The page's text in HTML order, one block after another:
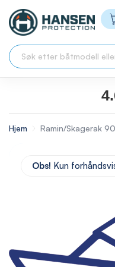
Hjem Ramin/Skagerak
Obs! Kun